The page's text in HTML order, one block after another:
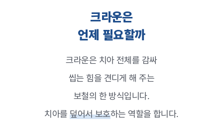
크라운은
언제 필요할까
크라운은 치아 전체를 감싸
씹는 힘을 견디게 해 주는
보철의 한 방식입니다.
치아를덮어서 보호하는 역할을 합니다.